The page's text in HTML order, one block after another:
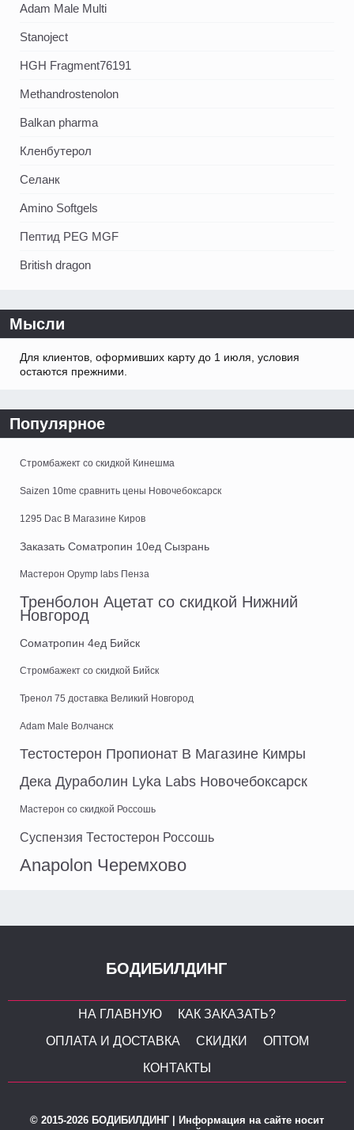
Adam Male Multi
Stanoject
HGH Fragment76191
Methandrostenolon
Balkan pharma
Кленбутерол
Селанк
Amino Softgels
Пептид PEG MGF
British dragon
Мысли
Для клиентов, оформивших карту до 1 июля, условия
остаются прежними.
Популярное
Стромбажект со скидкой Кинешма
Saizen 10me сравнить цены Новочебоксарск
1295 Dac В Магазине Киров
Заказать Cоматропин 10ед Сызрань
Мастерон Opymp labs Пенза
Тренболон Ацетат со скидкой Нижний
Новгород
Cоматропин 4ед Бийск
Стромбажект со скидкой Бийск
Тренол 75 доставка Великий Новгород
Adam Male Волчанск
Тестостерон Пропионат В Магазине Кимры
Дека Дураболин Lyka Labs Новочебоксарск
Мастерон со скидкой Россошь
Суспензия Тестостерон Россошь
Anapolon Черемхово
БОДИБИЛДИНГ
НА ГЛАВНУЮ
КАК ЗАКАЗАТЬ?
ОПЛАТА И ДОСТАВКА
СКИДКИ
ОПТОМ
КОНТАКТЫ
© 2015-2026 БОДИБИЛДИНГ | Информация на сайте носит